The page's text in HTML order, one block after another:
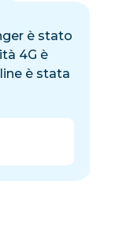
è stato
4G è
è stata